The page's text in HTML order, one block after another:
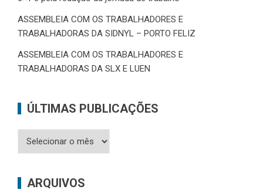
ASSEMBLEIA COM OS TRABALHADORES E
TRABALHADORAS DA SIDNYL – PORTO FELIZ
ASSEMBLEIA COM OS TRABALHADORES E
TRABALHADORAS DA SLX E LUEN
ÚLTIMAS PUBLICAÇÕES
Últimas
ARQUIVOS